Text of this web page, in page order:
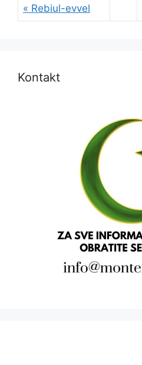
« Rebiul-evvel
Kontakt